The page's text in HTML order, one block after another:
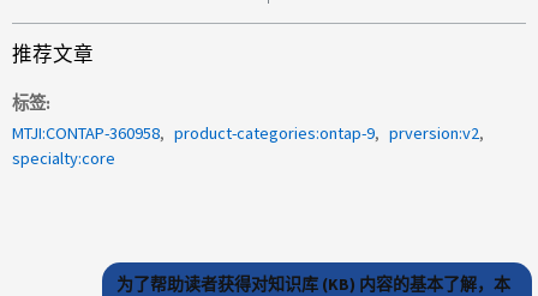
推荐文章
标签
MTJI:CONTAP-360958
product-categories:ontap-9
prversion:v2
specialty:core
为了帮助读者获得对知识库 (KB) 内容的基本了解，本